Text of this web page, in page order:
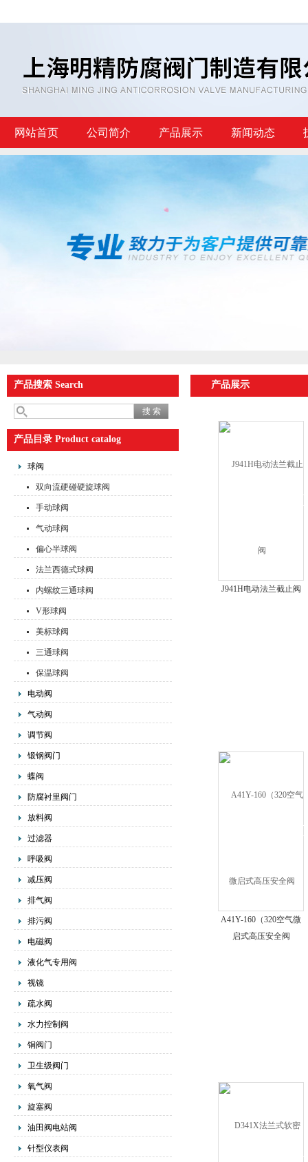
网站首页 公司简介 产品展示 新闻动态
产品搜索 Search
产品目录 Product catalog
球阀
双向流硬碰硬旋球阀
手动球阀
气动球阀
偏心半球阀
法兰西德式球阀
内螺纹三通球阀
V形球阀
美标球阀
三通球阀
保温球阀
电动阀
气动阀
调节阀
锻钢阀门
蝶阀
防腐衬里阀门
放料阀
过滤器
呼吸阀
减压阀
排气阀
排污阀
电磁阀
液化气专用阀
视镜
疏水阀
水力控制阀
铜阀门
卫生级阀门
氧气阀
旋塞阀
油田阀电站阀
针型仪表阀
产品展示
J941H电动法兰截止阀
A41Y-160（320空气微
启式高压安全阀